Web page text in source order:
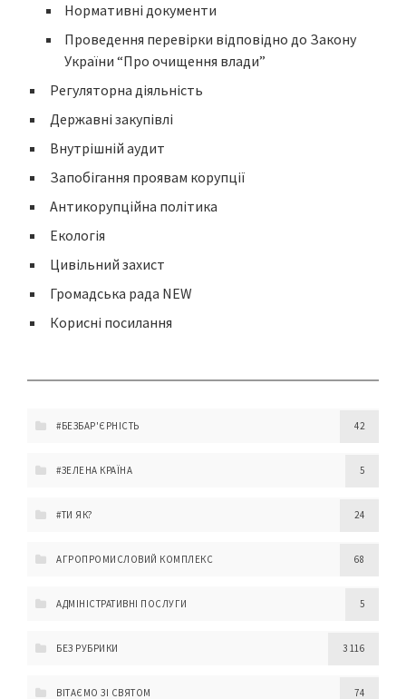
Нормативні документи
Проведення перевірки відповідно до Закону
України “Про очищення влади”
Регуляторна діяльність
Державні закупівлі
Внутрішній аудит
Запобігання проявам корупції
Антикорупційна політика
Екологія
Цивільний захист
Громадська рада NEW
Корисні посилання
#БЕЗБАР'ЄРНІСТЬ 42
#ЗЕЛЕНА КРАЇНА 5
#ТИ ЯК? 24
АГРОПРОМИСЛОВИЙ КОМПЛЕКС 68
АДМІНІСТРАТИВНІ ПОСЛУГИ 5
БЕЗ РУБРИКИ 3 116
ВІТАЄМО ЗІ СВЯТОМ 74